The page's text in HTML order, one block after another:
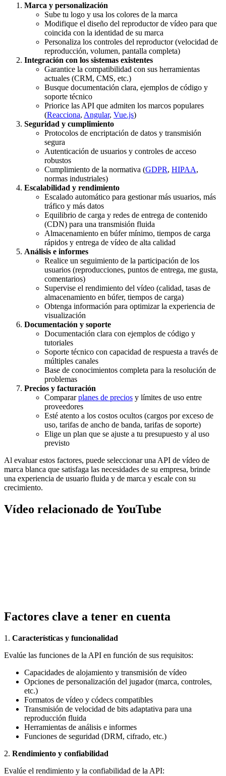
Marca y personalización
Sube tu logo y usa los colores de la marca
Modifique el diseño del reproductor de vídeo para que
coincida con la identidad de su marca
Personaliza los controles del reproductor (velocidad de
reproducción, volumen, pantalla completa)
Integración con los sistemas existentes
Garantice la compatibilidad con sus herramientas
actuales (CRM, CMS, etc.)
Busque documentación clara, ejemplos de código y
soporte técnico
Priorice las API que admiten los marcos populares
(Reacciona, Angular, Vue.js)
Seguridad y cumplimiento
Protocolos de encriptación de datos y transmisión
segura
Autenticación de usuarios y controles de acceso
robustos
Cumplimiento de la normativa (GDPR, HIPAA,
normas industriales)
Escalabilidad y rendimiento
Escalado automático para gestionar más usuarios, más
tráfico y más datos
Equilibrio de carga y redes de entrega de contenido
(CDN) para una transmisión fluida
Almacenamiento en búfer mínimo, tiempos de carga
rápidos y entrega de vídeo de alta calidad
Análisis e informes
Realice un seguimiento de la participación de los
usuarios (reproducciones, puntos de entrega, me gusta,
comentarios)
Supervise el rendimiento del vídeo (calidad, tasas de
almacenamiento en búfer, tiempos de carga)
Obtenga información para optimizar la experiencia de
visualización
Documentación y soporte
Documentación clara con ejemplos de código y
tutoriales
Soporte técnico con capacidad de respuesta a través de
múltiples canales
Base de conocimientos completa para la resolución de
problemas
Precios y facturación
Compararplanes de precios y límites de uso entre
proveedores
Esté atento a los costos ocultos (cargos por exceso de
uso, tarifas de ancho de banda, tarifas de soporte)
Elige un plan que se ajuste a tu presupuesto y al uso
previsto
Al evaluar estos factores, puede seleccionar una API de vídeo de
marca blanca que satisfaga las necesidades de su empresa, brinde
una experiencia de usuario fluida y de marca y escale con su
crecimiento.
Vídeo relacionado de YouTube
Factores clave a tener en cuenta
1. Características y funcionalidad
Evalúe las funciones de la API en función de sus requisitos:
Capacidades de alojamiento y transmisión de vídeo
Opciones de personalización del jugador (marca, controles,
etc.)
Formatos de vídeo y códecs compatibles
Transmisión de velocidad de bits adaptativa para una
reproducción fluida
Herramientas de análisis e informes
Funciones de seguridad (DRM, cifrado, etc.)
2. Rendimiento y confiabilidad
Evalúe el rendimiento y la confiabilidad de la API: